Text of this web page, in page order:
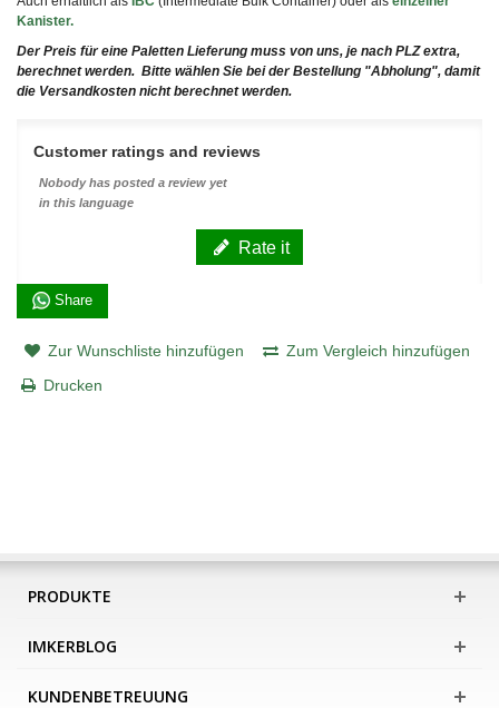
Kanister.
Der Preis für eine Paletten Lieferung muss von uns, je nach PLZ extra,
berechnet werden. Bitte wählen Sie bei der Bestellung "Abholung", damit
die Versandkosten nicht berechnet werden.
Customer ratings and reviews
Nobody has posted a review yet
in this language
Rate it
Share
Zur Wunschliste hinzufügen
Zum Vergleich hinzufügen
Drucken
PRODUKTE
IMKERBLOG
KUNDENBETREUUNG